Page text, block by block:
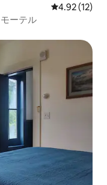
レビュー12
4.92 (12)
ーテル